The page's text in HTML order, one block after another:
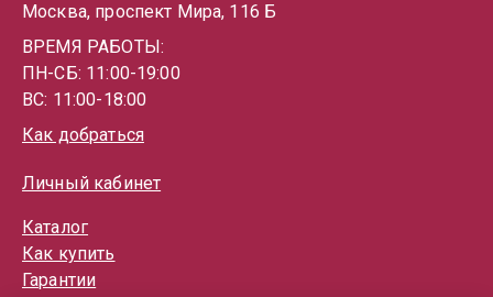
Москва, проспект Мира, 116 Б
ВРЕМЯ РАБОТЫ:
ПН-СБ: 11:00-19:00
ВС: 11:00-18:00
Как добраться
Личный кабинет
Каталог
Как купить
Гарантии